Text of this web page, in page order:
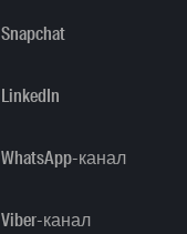
Snapchat
LinkedIn
WhatsApp-канал
Viber-канал